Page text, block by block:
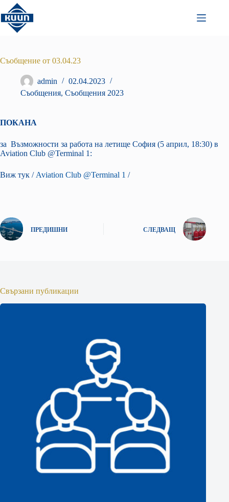
Преминаване
към
съдържанието
Съобщение от 03.04.23
admin
02.04.2023
Съобщения, Съобщения 2023
ПОКАНА
за Възможности за работа на летище София (5 април, 18:30) в
Aviation Club @Terminal 1:
Виж тук / Aviation Club @Terminal 1 /
ПРЕДИШНИ СЛЕДВАЩ
Свързани публикации